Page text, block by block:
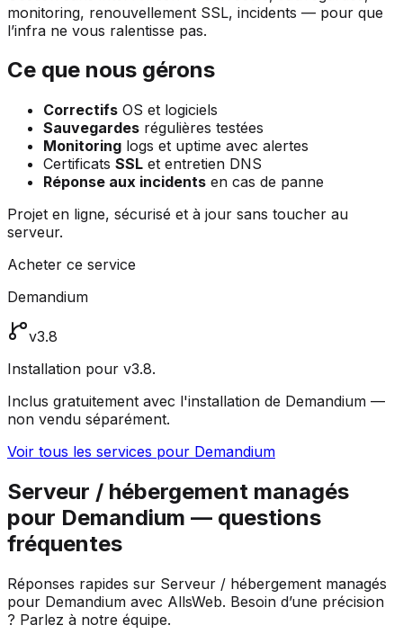
monitoring, renouvellement SSL, incidents — pour que
l’infra ne vous ralentisse pas.
Ce que nous gérons
Correctifs OS et logiciels
Sauvegardes régulières testées
Monitoring logs et uptime avec alertes
Certificats SSL et entretien DNS
Réponse aux incidents en cas de panne
Projet en ligne, sécurisé et à jour sans toucher au
serveur.
Acheter ce service
Demandium
v3.8
Installation pour v3.8.
Inclus gratuitement avec l'installation de Demandium —
non vendu séparément.
Voir tous les services pour Demandium
Serveur / hébergement managés
pour Demandium — questions
fréquentes
Réponses rapides sur Serveur / hébergement managés
pour Demandium avec AllsWeb. Besoin d’une précision
? Parlez à notre équipe.